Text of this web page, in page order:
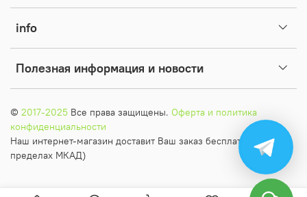
info
Полезная информация и новости
© 2017-2025 Все права защищены. Оферта и политика
конфиденциальности
Наш интернет-магазин доставит Ваш заказ бесплатно (в
пределах МКАД)